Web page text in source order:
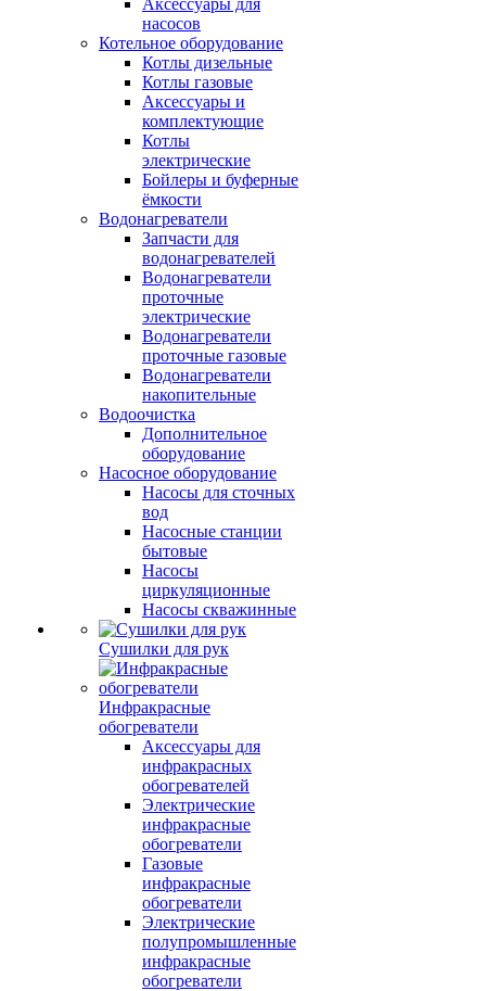
Аксессуары для
насосов
Котельное оборудование
Котлы дизельные
Котлы газовые
Аксессуары и
комплектующие
Котлы
электрические
Бойлеры и буферные
ёмкости
Водонагреватели
Запчасти для
водонагревателей
Водонагреватели
проточные
электрические
Водонагреватели
проточные газовые
Водонагреватели
накопительные
Водоочистка
Дополнительное
оборудование
Насосное оборудование
Насосы для сточных
вод
Насосные станции
бытовые
Насосы
циркуляционные
Насосы скважинные
Сушилки для рук
Инфракрасные
обогреватели
Аксессуары для
инфракрасных
обогревателей
Электрические
инфракрасные
обогреватели
Газовые
инфракрасные
обогреватели
Электрические
полупромышленные
инфракрасные
обогреватели